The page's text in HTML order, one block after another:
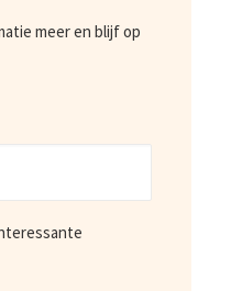
meer en blijf op